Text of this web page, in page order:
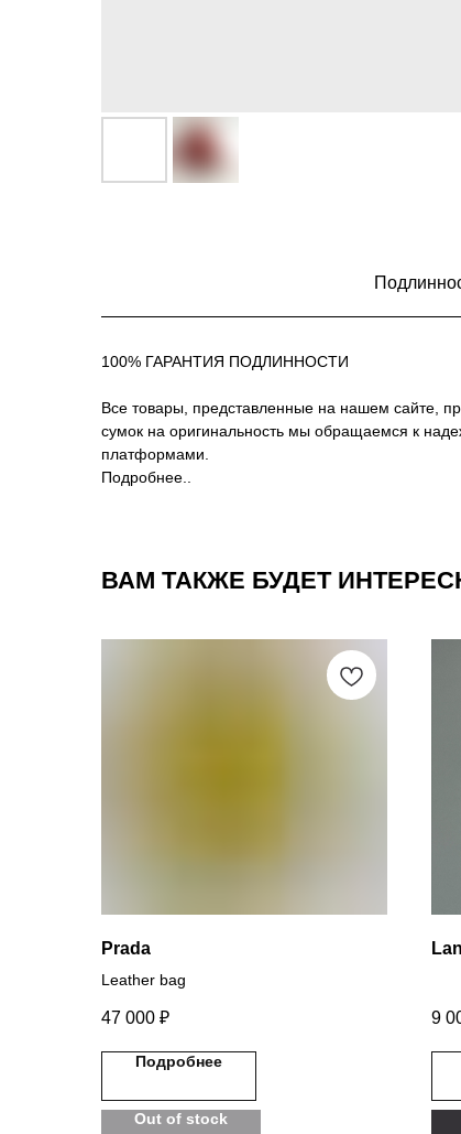
100% ГАРАНТИЯ ПОДЛИННОСТИ
Все товары, представленные на нашем сайте,
сумок на оригинальность мы обращаемся к
платформами.
Подробнее..
ВАМ ТАКЖЕ БУДЕТ
Prada
Leather bag
47 000 ₽
Подробнее
Out of stock
9